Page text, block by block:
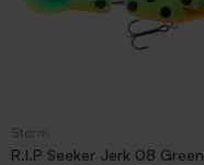
R.I.P Seeker Jerk 08 Green